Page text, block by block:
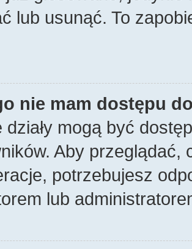
lub usunąć. To
nie mam dostępu
działy mogą być
Aby
potrzebujesz
lub